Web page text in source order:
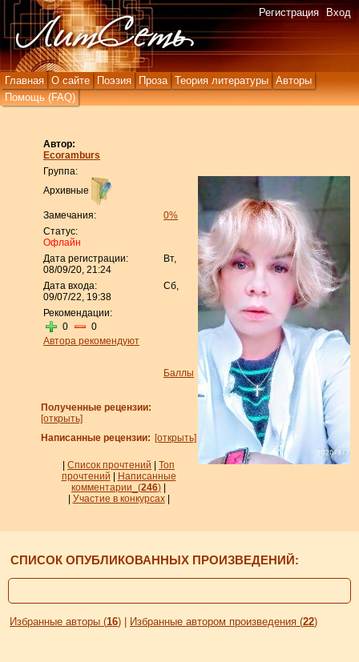
Главная О сайте Поэзия Проза Теория литературы
Авторы
Помощь (FAQ)
Регистрация Вход
Автор:
Ecoramburs
Группа:
Архивные
Замечания:
0%
Статус:
Офлайн
Дата регистрации:
Вт,
08/09/20, 21:24
Дата входа:
Сб,
09/07/22, 19:38
Рекомендации:
0
0
Автора рекомендуют
Баллы
Полученные рецензии:
[открыть]
Написанные рецензии: [открыть]
Список прочтений
Топ
прочтений
Написанные
комментарии_ (246)
Участие в конкурсах|
СПИСОК ОПУБЛИКОВАННЫХ ПРОИЗВЕДЕНИЙ:
Избранные авторы (16) | Избранные автором произведения (22)